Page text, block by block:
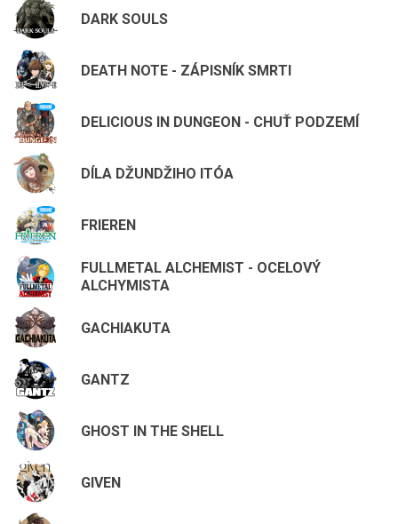
DARK SOULS
DEATH NOTE - ZÁPISNÍK SMRTI
DELICIOUS IN DUNGEON - CHUŤ PODZEMÍ
DÍLA DŽUNDŽIHO ITÓA
FRIEREN
FULLMETAL ALCHEMIST - OCELOVÝ
ALCHYMISTA
GACHIAKUTA
GANTZ
GHOST IN THE SHELL
GIVEN